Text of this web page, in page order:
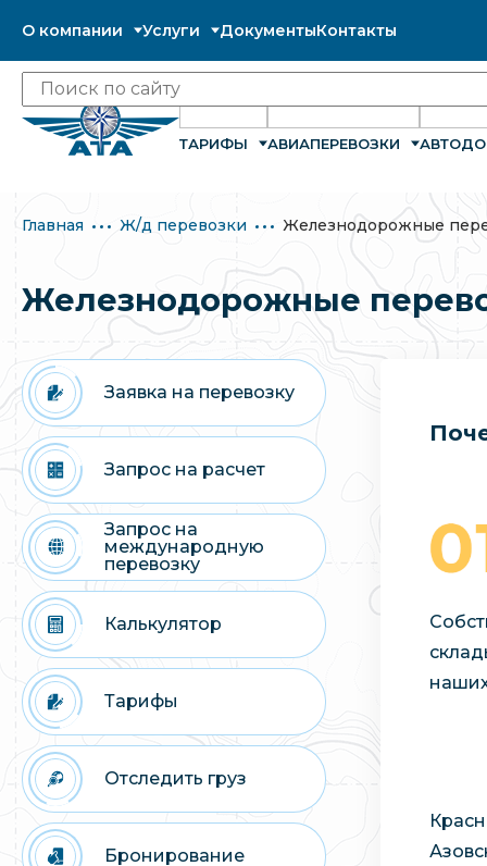
О компании Услуги ДокументыКонтакты
ТАРИФЫ АВИАПЕРЕВОЗКИ
Главная Ж/д перевозки Железнодорожные
Железнодорожные
Заявка на перевозку
Запрос на расчет
Запрос на
международную
перевозку
Калькулятор
Тарифы
Отследить груз
Бронирование